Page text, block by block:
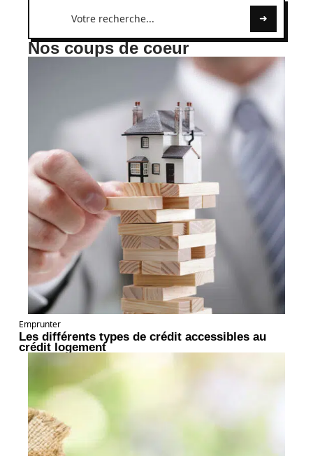
Nos coups de coeur
Emprunter
Les différents types de crédit accessibles au
crédit logement